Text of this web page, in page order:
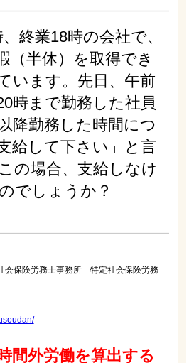
終業18時の会社で、
（半休）を取得でき
います。先日、午前
時まで勤務した社員
降勤務した時間につ
給して下さい」と言
の場合、支給しなけ
でしょうか？
会保険労務士事務所 特定社会保険労務
間外労働を算出する